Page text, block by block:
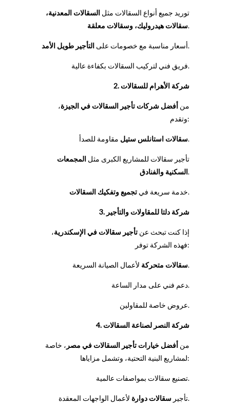
توريد جميع أنواع السقالات مثل السقالات المعدنية،
سقالات هيدروليك، وسقالات معلقة.
أسعار مناسبة مع خصومات على التأجير طويل الأمد .
فريق فني لتركيب السقالات بكفاءة عالية.
2. شركة الأهرام للسقالات
من أفضل شركات تأجير السقالات في الجيزة،
وتقدم:
سقالات استانلس ستيلمقاومة للصدأ.
تأجير سقالات للمشاريع الكبرى مثل المجمعات
السكنية والفنادق.
خدمة سريعة في تجميع وتفكيك السقالات .
3. شركة دلتا للمقاولات والتأجير
إذا كنت تبحث عن تأجير سقالات في الإسكندرية،
فهذه الشركة توفر:
سقالات متحركةلأعمال الصيانة السريعة.
دعم فني على مدار الساعة.
عروض خاصة للمقاولين.
4. شركة النصر لصناعة السقالات
من أفضل خيارات تأجير السقالات في مصر ، خاصة
لمشاريع البنية التحتية، وتشمل مزاياها:
تصنيع سقالاتبمواصفات عالمية.
تأجير سقالات دوارة لأعمال الواجهات المعقدة.